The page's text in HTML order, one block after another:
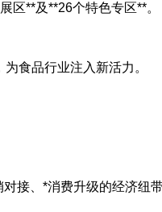
区**及**26个特色专区**。
食品行业注入新活力。
接、*消费升级的经济纽